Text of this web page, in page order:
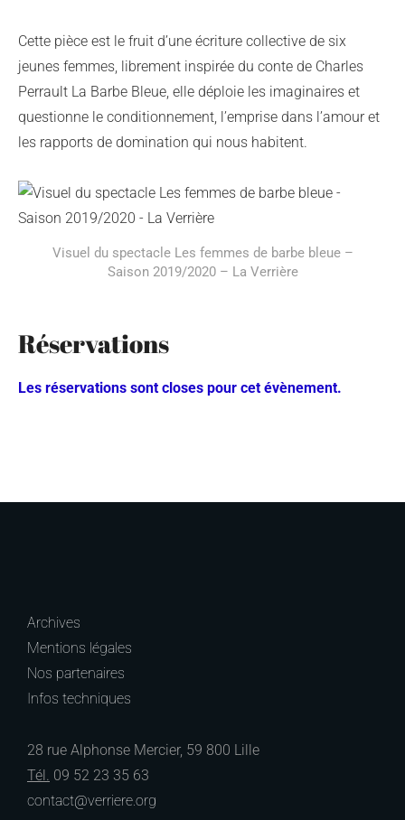
Cette pièce est le fruit d’une écriture collective de six
jeunes femmes, librement inspirée du conte de Charles
Perrault La Barbe Bleue, elle déploie les imaginaires et
questionne le conditionnement, l’emprise dans l’amour et
les rapports de domination qui nous habitent.
Visuel du spectacle Les femmes de barbe bleue –
Saison 2019/2020 – La Verrière
Réservations
Les réservations sont closes pour cet évènement.
Archives
Mentions légales
Nos partenaires
Infos techniques
28 rue Alphonse Mercier, 59 800 Lille
Tél. 09 52 23 35 63
contact@verriere.org